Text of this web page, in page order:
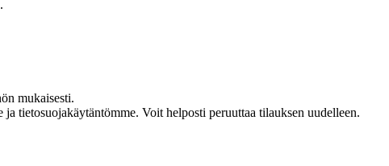
mukaisesti.
tietosuojakäytäntömme. Voit helposti peruuttaa tilauksen uudelleen.